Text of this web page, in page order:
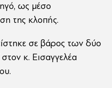
ως μέσο
της κλοπής.
σε βάρος των δύο
κ. Εισαγγελέα